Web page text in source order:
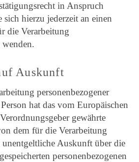
in Anspruch
sich hierzu jederzeit an einen
die Verarbeitung
Auskunft
personenbezogener
hat das vom Europäischen
gewährte
dem für die Verarbeitung
Auskunft über die
personenbezogenen